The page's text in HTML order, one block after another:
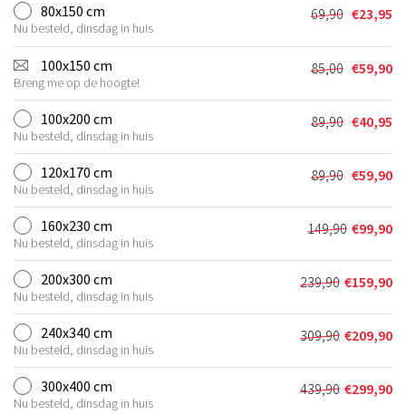
80x150 cm
Nu besteld, dinsdag in huis
69,90
prijs
was:
€69,90.
€23,95
Huidige
prijs
is:
€23,95.
100x150 cm
Breng me op de hoogte!
85,00
prijs
was:
€85,00.
€59,90
Huidige
prijs
is:
€59,90.
100x200 cm
Nu besteld, dinsdag in huis
89,90
prijs
was:
€89,90.
€40,95
Huidige
prijs
is:
€40,95.
120x170 cm
Nu besteld, dinsdag in huis
89,90
prijs
was:
€89,90.
€59,90
Huidige
prijs
is:
€59,90.
160x230 cm
Nu besteld, dinsdag in huis
149,90
prijs
was:
€149,90.
€99,90
Huidige
prijs
is:
€99,90.
200x300 cm
Nu besteld, dinsdag in huis
239,90
prijs
was:
€239,90.
€159,90
Huidige
prijs
is:
€159,90.
240x340 cm
Nu besteld, dinsdag in huis
309,90
prijs
was:
€309,90.
€209,90
Huidige
prijs
is:
€209,90.
300x400 cm
Nu besteld, dinsdag in huis
439,90 €299,90
Huidige